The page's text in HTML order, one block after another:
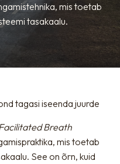
mis toetab
tasakaalu.
tagasi iseenda juurde
Breath
mis toetab
See on õrn, kuid